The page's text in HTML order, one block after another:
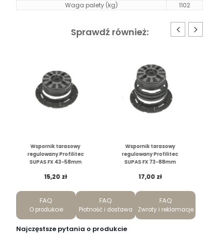
Waga palety (kg)
1102
Sprawdź również:
Wspornik tarasowy
regulowany Profilitec
SUPAS FX 73-88mm
17,00
Wspornik tarasowy
regulowany Profilitec
SUPAS FX 88-118mm
19,40
FAQ
O produkcie
FAQ
Płatność i dostawa
FAQ
Zwroty i reklamacje
Najczęstsze pytania o produkcie